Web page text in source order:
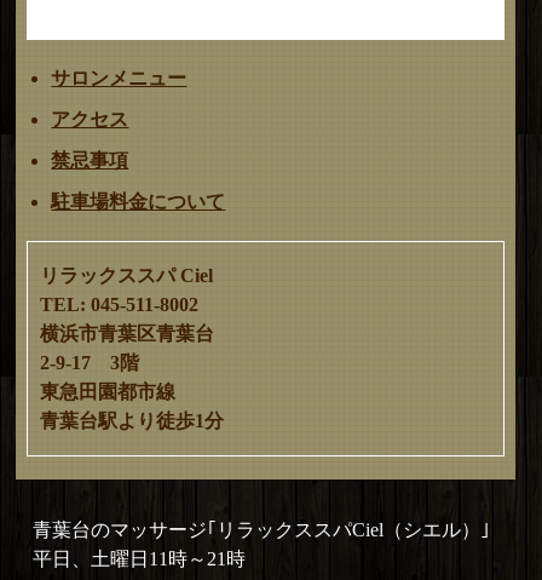
サロンメニュー
アクセス
禁忌事項
駐車場料金について
リラックススパ Ciel
TEL: 045-511-8002
横浜市青葉区青葉台
2-9-17 3階
東急田園都市線
青葉台駅より徒歩1分
青葉台のマッサージ｢リラックススパCiel（シエル）｣
平日、土曜日11時～21時